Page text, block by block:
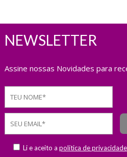
NEWSLETTER
Assine nossas Novidades para
Li e aceito a política de privacidade